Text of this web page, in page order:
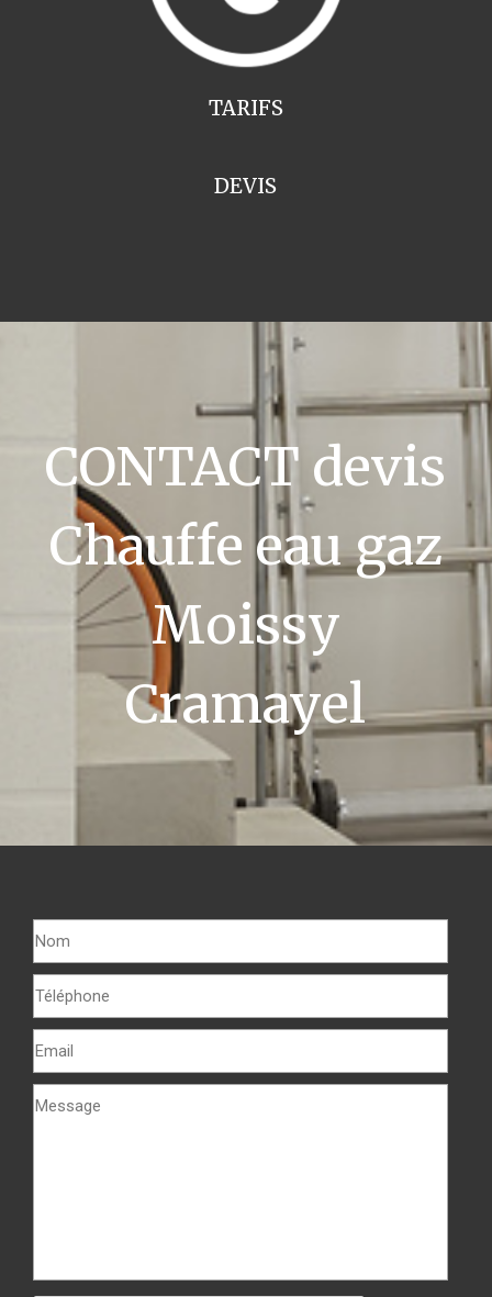
TARIFS
DEVIS
CONTACT devis
Chauffe eau gaz
Moissy
Cramayel